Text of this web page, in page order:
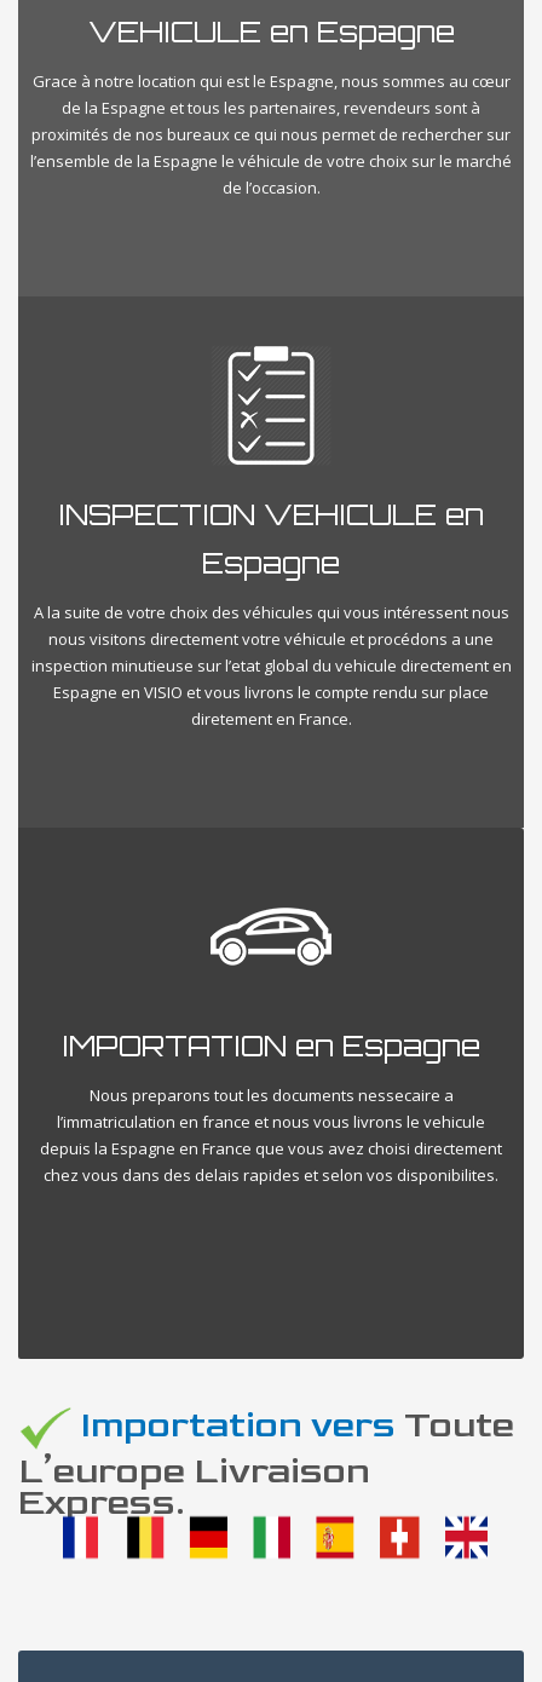
VEHICULE en Espagne
Grace à notre location qui est le Espagne, nous sommes au cœur
de la Espagne et tous les partenaires, revendeurs sont à
proximités de nos bureaux ce qui nous permet de rechercher sur
l’ensemble de la Espagne le véhicule de votre choix sur le marché
de l’occasion.
INSPECTION VEHICULE en
Espagne
A la suite de votre choix des véhicules qui vous intéressent nous
nous visitons directement votre véhicule et procédons a une
inspection minutieuse sur l’etat global du vehicule directement en
Espagne en VISIO et vous livrons le compte rendu sur place
diretement en France.
IMPORTATION en Espagne
Nous preparons tout les documents nessecaire a
l’immatriculation en france et nous vous livrons le vehicule
depuis la Espagne en France que vous avez choisi directement
chez vous dans des delais rapides et selon vos disponibilites.
Importation vers Toute
L’europe Livraison
Express.